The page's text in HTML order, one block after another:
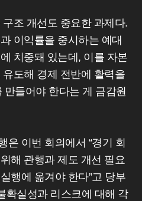
조 개선도 중요한 과제다.
이익률을 중시하는 예대
치중돼 있는데, 이를 자본
도해 경제 전반에 활력을
만들어야 한다는 게 금감원
은 이번 회의에서 “경기 회
해 관행과 제도 개선 필요
행에 옮겨야 한다”고 당부
확실성과 리스크에 대해 각